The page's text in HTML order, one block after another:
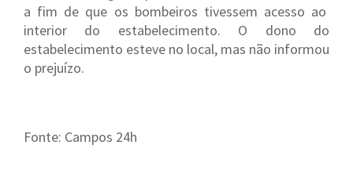
a fim de que os bombeiros tivessem acesso ao
interior do estabelecimento. O dono do
estabelecimento esteve no local, mas não informou
o prejuízo.
Fonte: Campos 24h